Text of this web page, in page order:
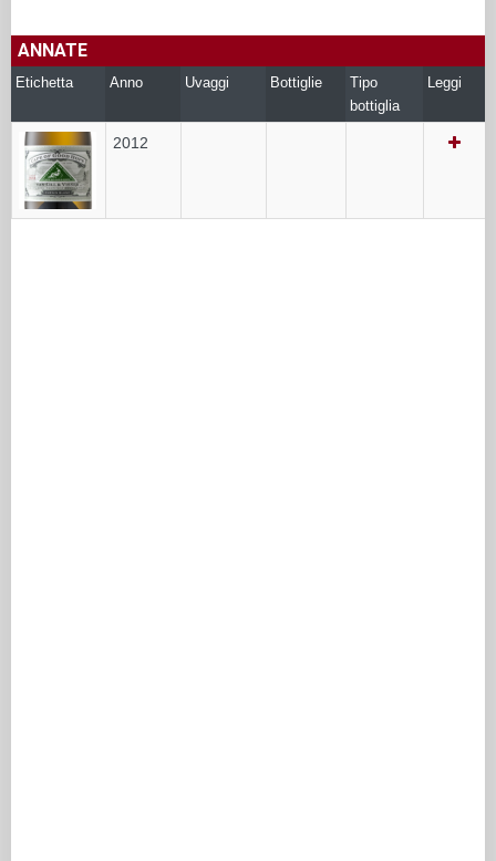
ANNATE
Etichetta Anno Uvaggi Bottiglie
Tipo
bottiglia
Leggi
2012